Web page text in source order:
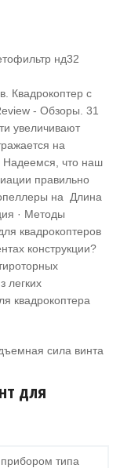
Квадрокоптер с
- Обзоры. 31
увеличивают
на
Надеемся, что наш
правильно
на ‎Длина
· ‎Методы
квадрокоптеров
конструкции?
легких
квадрокоптера
для
типа